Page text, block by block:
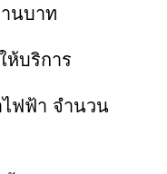
นบาท
ห้บริการ
ไฟฟ้า จำนวน